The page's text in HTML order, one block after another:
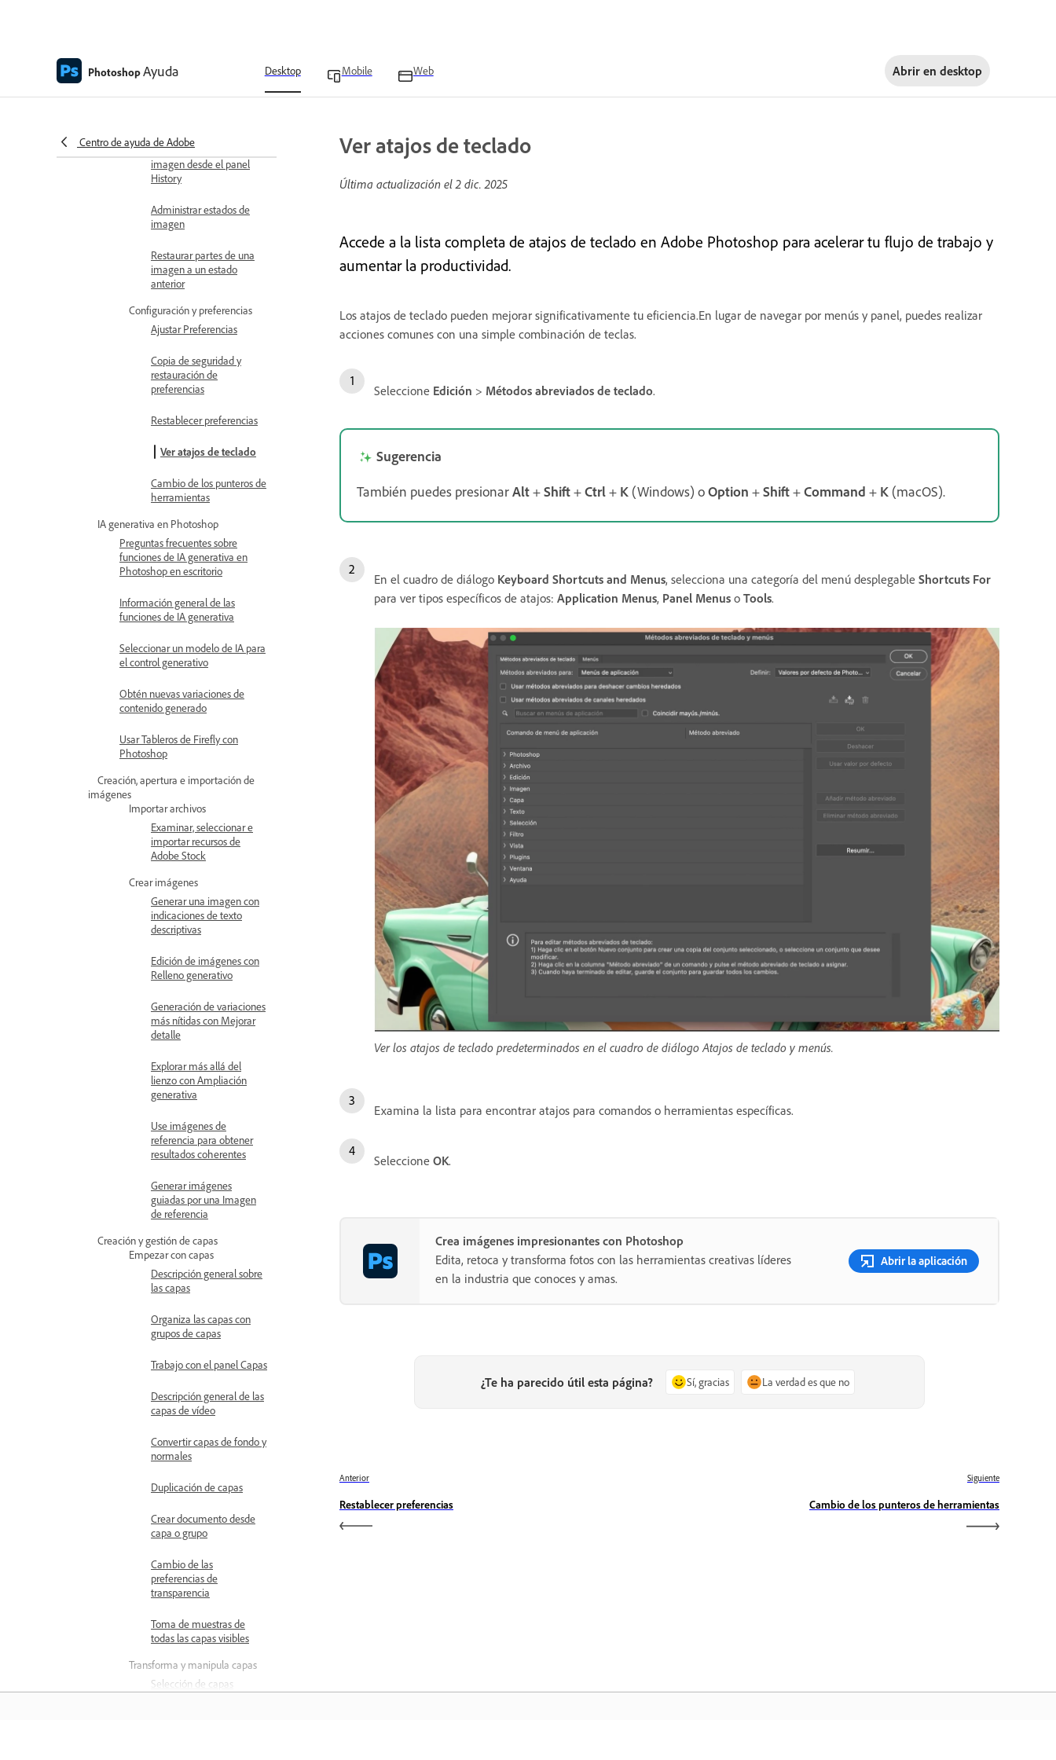
PhotoshopAyuda Desktop Mobile Web Abrir en desktop
Centro de ayuda de Adobe
Ver registros del Historial
Pintar con estados de
imagen desde el panel
History
Administrar estados de
imagen
Restaurar partes de una
imagen a un estado
anterior
Configuración y preferencias
Ajustar Preferencias
Copia de seguridad y
restauración de
preferencias
Restablecer preferencias
Ver atajos de teclado
Cambio de los punteros de
herramientas
IA generativa en Photoshop
Preguntas frecuentes sobre
funciones de IA generativa en
Photoshop en escritorio
Información general de las
funciones de IA generativa
Seleccionar un modelo de IA para
el control generativo
Obtén nuevas variaciones de
contenido generado
Usar Tableros de Firefly con
Photoshop
Creación, apertura e importación de
imágenes
Importar archivos
Examinar, seleccionar e
importar recursos de
Adobe Stock
Crear imágenes
Generar una imagen con
indicaciones de texto
descriptivas
Edición de imágenes con
Relleno generativo
Generación de variaciones
más nítidas con Mejorar
detalle
Explorar más allá del
lienzo con Ampliación
generativa
Use imágenes de
referencia para obtener
resultados coherentes
Generar imágenes
guiadas por una Imagen
de referencia
Creación y gestión de capas
Empezar con capas
Descripción general sobre
las capas
Organiza las capas con
grupos de capas
Trabajo con el panel Capas
Descripción general de las
capas de vídeo
Convertir capas de fondo y
normales
Duplicación de capas
Crear documento desde
capa o grupo
Cambio de las
preferencias de
transparencia
Toma de muestras de
todas las capas visibles
Transforma y manipula capas
Selección de capas
Ver atajos de teclado
Última actualización el2 dic. 2025
Accede a la lista completa de atajos de teclado en Adobe Photoshop para acelerar tu flujo de trabajo y
aumentar la productividad.
Los atajos de teclado pueden mejorar significativamente tu eficiencia.En lugar de navegar por menús y panel, puedes realizar
acciones comunes con una simple combinación de teclas.
Seleccione Edición > Métodos abreviados de teclado.
Sugerencia
También puedes presionarAlt+Shift+Ctrl+ K (Windows) oOption +Shift+Command + K (macOS).
En el cuadro de diálogo Keyboard Shortcuts and Menus, selecciona una categoría del menú desplegable Shortcuts For
para ver tipos específicos de atajos: Application Menus, Panel Menus o Tools.
Ver los atajos de teclado predeterminados en el cuadro de diálogo Atajos de teclado y menús.
Examina la lista para encontrar atajos para comandos o herramientas específicas.
Seleccione OK.
Crea imágenes impresionantes con Photoshop
Edita, retoca y transforma fotos con las herramientas creativas líderes
en la industria que conoces y amas.
Abrir la aplicación
¿Te ha parecido útil esta página? Sí, gracias La verdad es que no
Anterior
Restablecer preferencias
Siguiente
Cambio de los punteros de herramientas